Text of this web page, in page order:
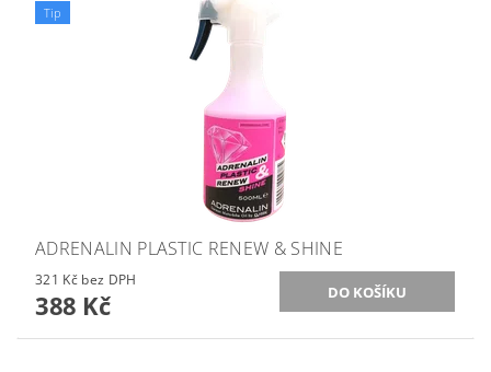
Tip
ADRENALIN PLASTIC RENEW & SHINE
321 Kč bez DPH
388 Kč